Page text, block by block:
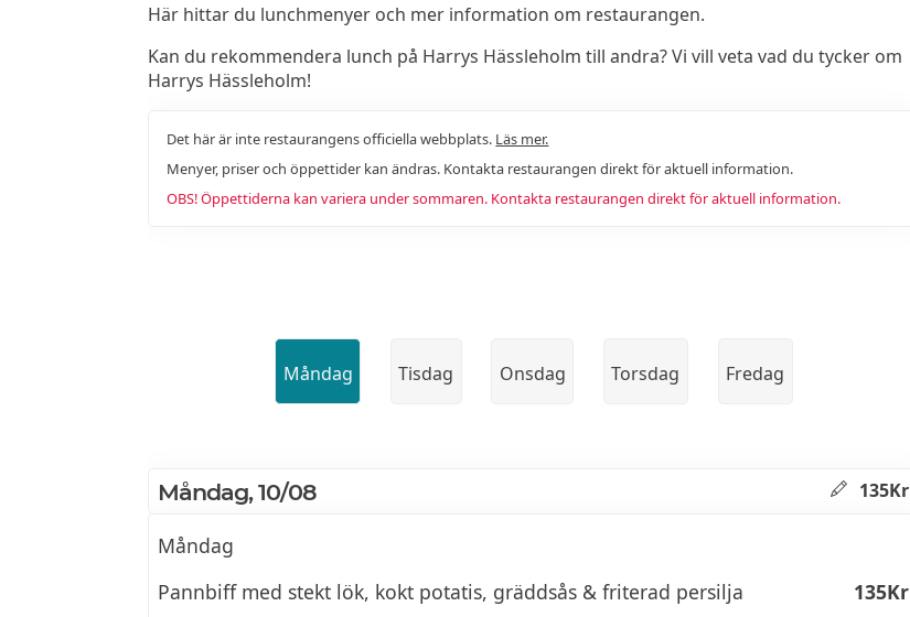
Här hittar du lunchmenyer och mer information om restaurangen.
Kan du rekommendera lunch på Harrys Hässleholm till andra? Vi vill veta vad du tycker om
Harrys Hässleholm!
Det här är inte restaurangens officiella webbplats. Läs mer.
Menyer, priser och öppettider kan ändras. Kontakta restaurangen direkt för aktuell information.
OBS! Öppettiderna kan variera under sommaren. Kontakta restaurangen direkt för aktuell information.
Måndag Tisdag Onsdag Torsdag Fredag
Måndag, 10/08 135Kr
Måndag
Pannbiff med stekt lök, kokt potatis, gräddsås & friterad persilja
135Kr